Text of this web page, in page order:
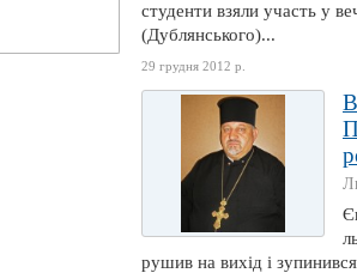
студенти взяли участь у
(Дублянського)...
29 грудня 2012 р.
рушив на вихід і